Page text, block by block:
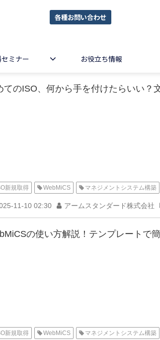
各種お問い合わせ
ミナー お役立ち情報
てのISO、何から手を付けたらいい？
新規取得 WebMiCS マネジメントシステム構築
11-10 02:30 アームスタンダード株式会社
の使い方解説！テンプレートで
新規取得 WebMiCS マネジメントシステム構築